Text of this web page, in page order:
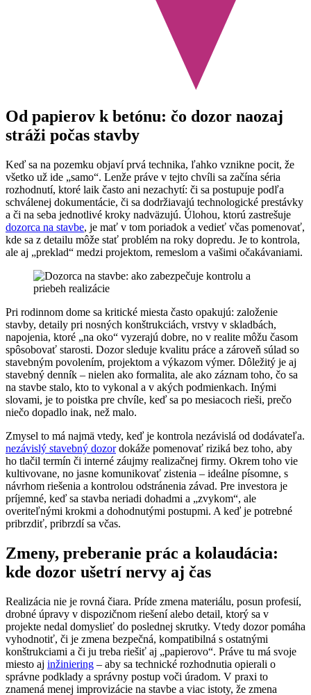
Od papierov k betónu: čo dozor naozaj
stráži počas stavby
Keď sa na pozemku objaví prvá technika, ľahko vznikne pocit, že
všetko už ide „samo“. Lenže práve v tejto chvíli sa začína séria
rozhodnutí, ktoré laik často ani nezachytí: či sa postupuje podľa
schválenej dokumentácie, či sa dodržiavajú technologické prestávky
a či na seba jednotlivé kroky nadväzujú. Úlohou, ktorú zastrešuje
dozorca na stavbe, je mať v tom poriadok a vedieť včas pomenovať,
kde sa z detailu môže stať problém na roky dopredu. Je to kontrola,
ale aj „preklad“ medzi projektom, remeslom a vašimi očakávaniami.
Pri rodinnom dome sa kritické miesta často opakujú: založenie
stavby, detaily pri nosných konštrukciách, vrstvy v skladbách,
napojenia, ktoré „na oko“ vyzerajú dobre, no v realite môžu časom
spôsobovať starosti. Dozor sleduje kvalitu práce a zároveň súlad so
stavebným povolením, projektom a výkazom výmer. Dôležitý je aj
stavebný denník – nielen ako formalita, ale ako záznam toho, čo sa
na stavbe stalo, kto to vykonal a v akých podmienkach. Inými
slovami, je to poistka pre chvíle, keď sa po mesiacoch rieši, prečo
niečo dopadlo inak, než malo.
Zmysel to má najmä vtedy, keď je kontrola nezávislá od dodávateľa.
nezávislý stavebný dozordokáže pomenovať riziká bez toho, aby
ho tlačil termín či interné záujmy realizačnej firmy. Okrem toho vie
kultivovane, no jasne komunikovať zistenia – ideálne písomne, s
návrhom riešenia a kontrolou odstránenia závad. Pre investora je
príjemné, keď sa stavba neriadi dohadmi a „zvykom“, ale
overiteľnými krokmi a dohodnutými postupmi. A keď je potrebné
pribrzdiť, pribrzdí sa včas.
Zmeny, preberanie prác a kolaudácia:
kde dozor ušetrí nervy aj čas
Realizácia nie je rovná čiara. Príde zmena materiálu, posun profesií,
drobné úpravy v dispozičnom riešení alebo detail, ktorý sa v
projekte nedal domyslieť do poslednej skrutky. Vtedy dozor pomáha
vyhodnotiť, či je zmena bezpečná, kompatibilná s ostatnými
konštrukciami a či ju treba riešiť aj „papierovo“. Práve tu má svoje
miesto aj inžiniering – aby sa technické rozhodnutia opierali o
správne podklady a správny postup voči úradom. V praxi to
znamená menej improvizácie na stavbe a viac istoty, že zmena